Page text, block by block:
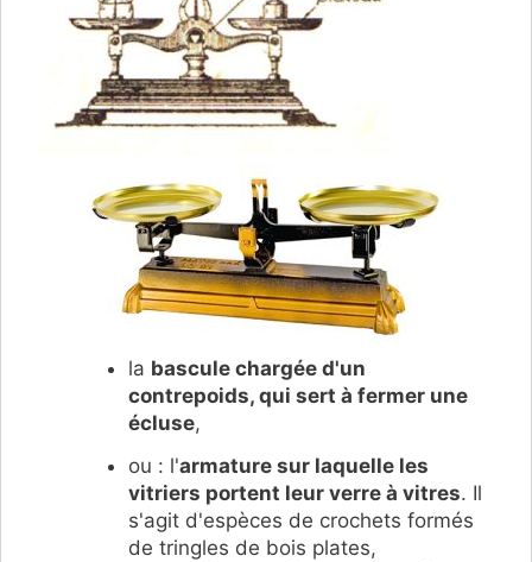
la bascule chargée d'un
contrepoids, qui sert à fermer une
écluse,
ou : l'armature sur laquelle les
vitriers portent leur verre à vitres. Il
s'agit d'espèces de crochets formés
de tringles de bois plates,